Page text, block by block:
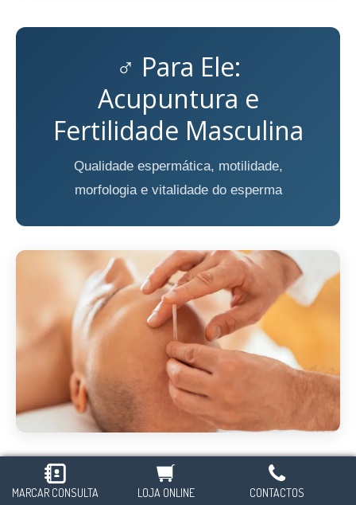
♂ Para Ele:
Acupuntura e
Fertilidade Masculina
Qualidade espermática, motilidade,
morfologia e vitalidade do esperma
A fertilidade masculina raramente recebe a atenção que
merece — mas os dados são claros:
cerca de 50% dos
MARCAR CONSULTA LOJA ONLINE CONTACTOS